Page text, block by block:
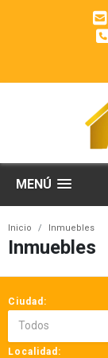
MENÚ
Inicio Inmuebles
Inmuebles
Ciudad:
Todos
Localidad: